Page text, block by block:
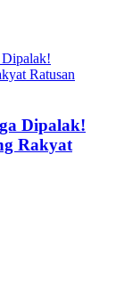
Dipalak!
Rakyat